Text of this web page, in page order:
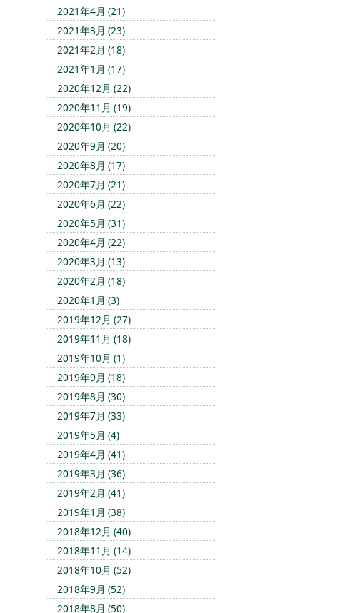
2021年4月 (21)
2021年3月 (23)
2021年2月 (18)
2021年1月 (17)
2020年12月 (22)
2020年11月 (19)
2020年10月 (22)
2020年9月 (20)
2020年8月 (17)
2020年7月 (21)
2020年6月 (22)
2020年5月 (31)
2020年4月 (22)
2020年3月 (13)
2020年2月 (18)
2020年1月 (3)
2019年12月 (27)
2019年11月 (18)
2019年10月 (1)
2019年9月 (18)
2019年8月 (30)
2019年7月 (33)
2019年5月 (4)
2019年4月 (41)
2019年3月 (36)
2019年2月 (41)
2019年1月 (38)
2018年12月 (40)
2018年11月 (14)
2018年10月 (52)
2018年9月 (52)
2018年8月 (50)